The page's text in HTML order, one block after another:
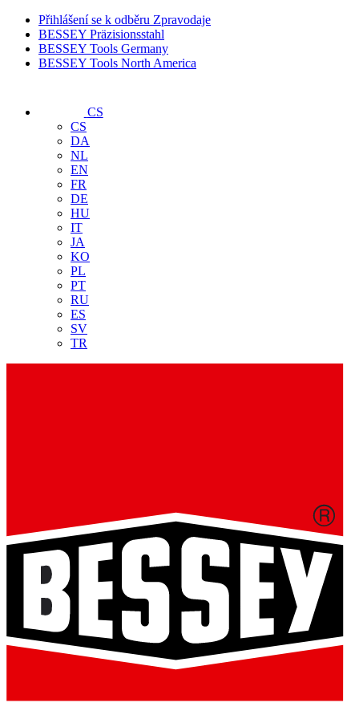
Přihlášení se k odběru Zpravodaje
BESSEY Präzisionsstahl
BESSEY Tools Germany
BESSEY Tools North America
CS
CS
DA
NL
EN
FR
DE
HU
IT
JA
KO
PL
PT
RU
ES
SV
TR